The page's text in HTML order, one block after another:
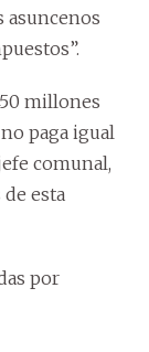
asuncenos
millones
paga igual
comunal,
esta
por